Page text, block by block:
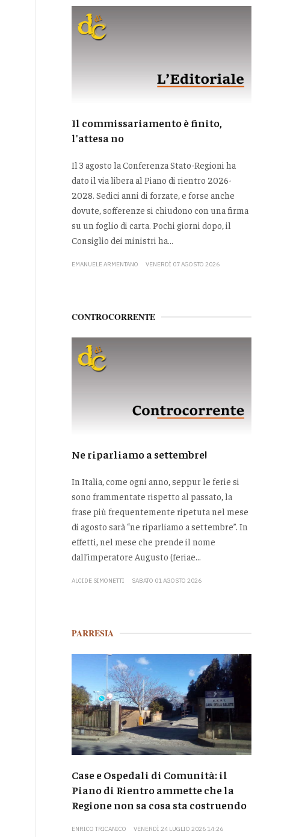
Il commissariamento è finito,
l'attesa no
Il 3 agosto la Conferenza Stato-Regioni ha
dato il via libera al Piano di rientro 2026-
2028. Sedici anni di forzate, e forse anche
dovute, sofferenze si chiudono con una firma
su un foglio di carta. Pochi giorni dopo, il
Consiglio dei ministri ha...
EMANUELE ARMENTANO VENERDÌ 07 AGOSTO 2026
CONTROCORRENTE
Ne riparliamo a settembre!
In Italia, come ogni anno, seppur le ferie si
sono frammentate rispetto al passato, la
frase più frequentemente ripetuta nel mese
di agosto sarà “ne riparliamo a settembre”. In
effetti, nel mese che prende il nome
dall’imperatore Augusto (feriae...
ALCIDE SIMONETTI SABATO 01 AGOSTO 2026
PARRESIA
Case e Ospedali di Comunità: il
Piano di Rientro ammette che la
Regione non sa cosa sta costruendo
ENRICO TRICANICO VENERDÌ 24 LUGLIO 2026 14:26